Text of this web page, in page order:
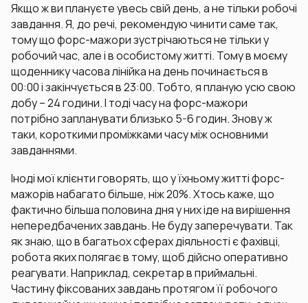
Якщо ж ви плануєте увесь свій день, а не тільки робочі
завдання. Я, до речі, рекомендую чинити саме так,
тому що форс-мажори зустрічаються не тільки у
робочий час, але і в особистому житті. Тому в моєму
щоденнику часова лінійка на день починається в
00:00 і закінчується в 23:00. Тобто, я планую усю свою
добу – 24 години. І тоді часу на форс-мажори
потрібно запланувати близько 5-6 годин. Знову ж
таки, короткими проміжками часу між основними
завданнями.
Іноді мої клієнти говорять, що у їхньому житті форс-
мажорів набагато більше, ніж 20%. Хтось каже, що
фактично більша половина дня у них іде на вирішення
непередбачених завдань. Не буду заперечувати. Так
як знаю, що в багатьох сферах діяльності є фахівці,
робота яких полягає в тому, щоб дійсно оперативно
реагувати. Наприклад, секретар в приймальні.
Частину фіксованих завдань протягом її робочого